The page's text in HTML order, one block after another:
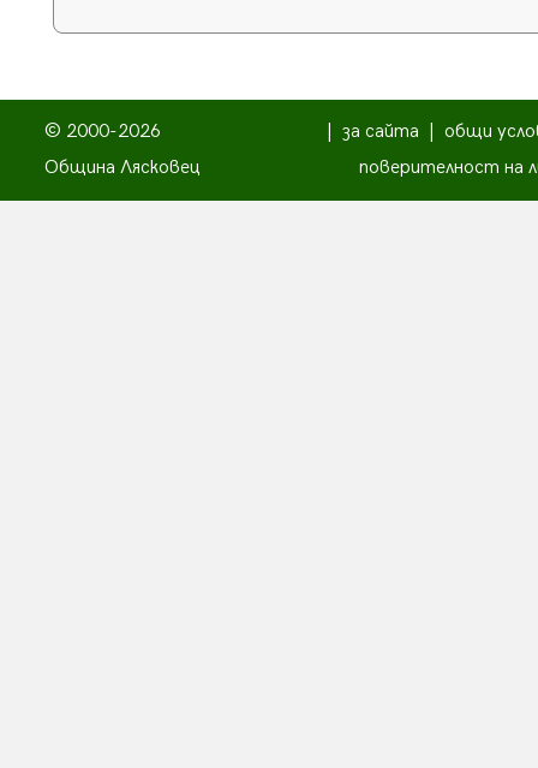
© 2000-2026
Община Лясковец
за сайта
общи
поверителност на